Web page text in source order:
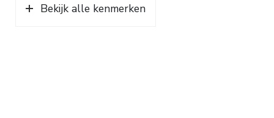
Bekijk alle kenmerken